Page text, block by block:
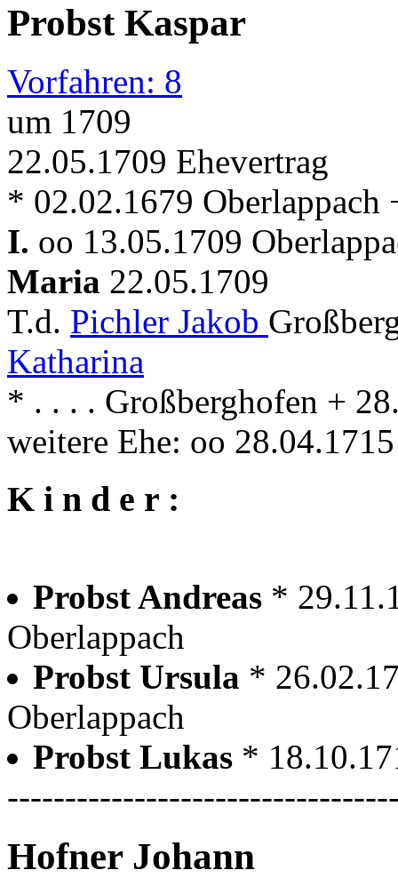
Probst Kaspar
Vorfahren: 8
um 1709
22.05.1709 Ehevertrag
* 02.02.1679 Oberlappach
I. oo 13.05.1709
Maria 22.05.1709
T.d. Pichler Jakob
Katharina
* . . . . Großberghofen +
weitere Ehe: oo
K i n d e r :
Probst Andreas *
Oberlappach
Probst Ursula *
Oberlappach
Probst Lukas *
Hofner Johann